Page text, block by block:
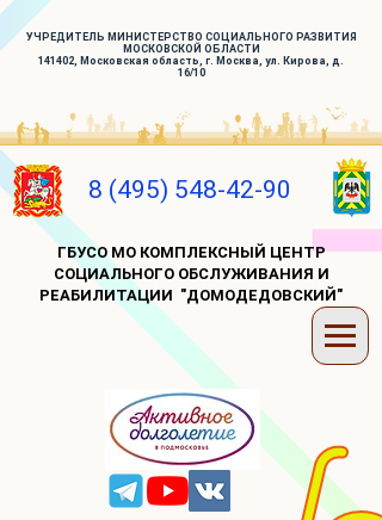
УЧРЕДИТЕЛЬ МИНИСТЕРСТВО СОЦИАЛЬНОГО РАЗВИТИЯ
МОСКОВСКОЙ ОБЛАСТИ
141402, Московская область, г. Москва, ул. Кирова, д.
16/10
8 (495) 548-42-90
ГБУСО МО КОМПЛЕКСНЫЙ ЦЕНТР
СОЦИАЛЬНОГО ОБСЛУЖИВАНИЯ И
РЕАБИЛИТАЦИИ "ДОМОДЕДОВСКИЙ"